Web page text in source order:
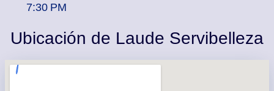
7:30 PM
Ubicación de Laude Servibelleza